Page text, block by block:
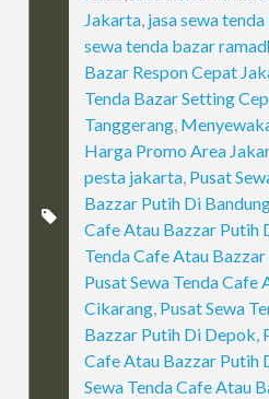
Jakarta, jasa sewa
sewa tenda bazar
Bazar Respon Cepat
Tenda Bazar Setting
Tanggerang,
Harga Promo Area
pesta jakarta, Pusat
Bazzar Putih Di
Cafe Atau Bazzar Putih
Tenda Cafe Atau
Pusat Sewa Tenda
Cikarang, Pusat Sewa
Bazzar Putih Di Depok,
Cafe Atau Bazzar Putih
Sewa Tenda Cafe Atau